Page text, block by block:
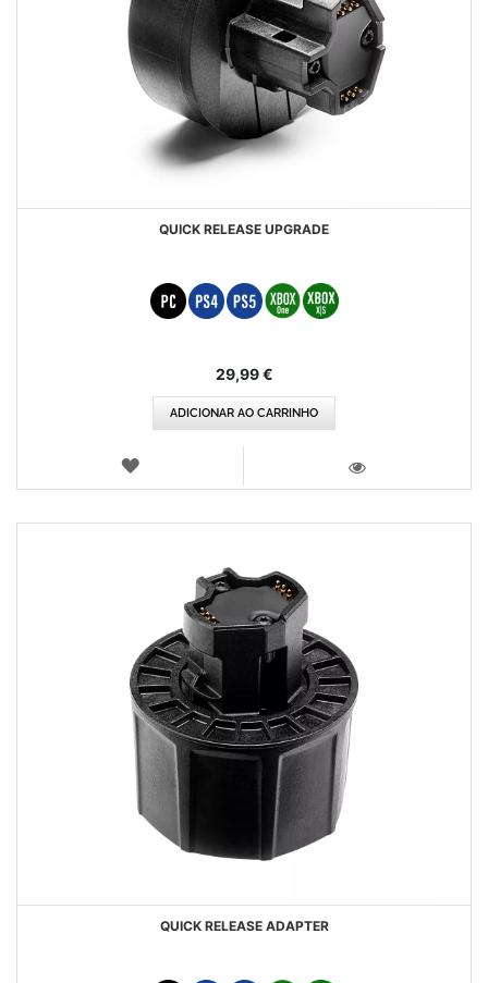
QUICK RELEASE UPGRADE
29,99 €
ADICIONAR AO CARRINHO
LISTA
QUICK RELEASE ADAPTER